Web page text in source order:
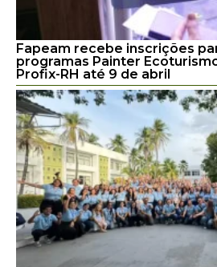
Fapeam recebe inscrições
programas Painter
Profix-RH até 9 de abril